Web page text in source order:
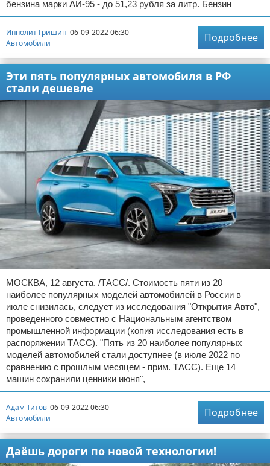
бензина марки АИ-95 - до 51,23 рубля за литр. Бензин
Ипполит Гришин 06-09-2022 06:30
Автомобили
Подробнее
Эти пять популярных автомобиля в РФ
стали дешевле
МОСКВА, 12 августа. /ТАСС/. Стоимость пяти из 20
наиболее популярных моделей автомобилей в России в
июле снизилась, следует из исследования "Открытия Авто",
проведенного совместно с Национальным агентством
промышленной информации (копия исследования есть в
распоряжении ТАСС). "Пять из 20 наиболее популярных
моделей автомобилей стали доступнее (в июле 2022 по
сравнению с прошлым месяцем - прим. ТАСС). Еще 14
машин сохранили ценники июня",
Адам Титов 06-09-2022 06:30
Автомобили
Подробнее
Даёшь дороги по новой технологии!